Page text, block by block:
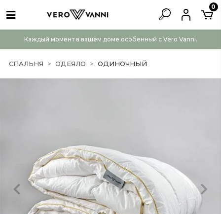
Каждый момент в вашем доме особенный с Vero Vanni.
0
СПАЛЬНЯ ОДЕЯЛО ОДИНОЧНЫЙ